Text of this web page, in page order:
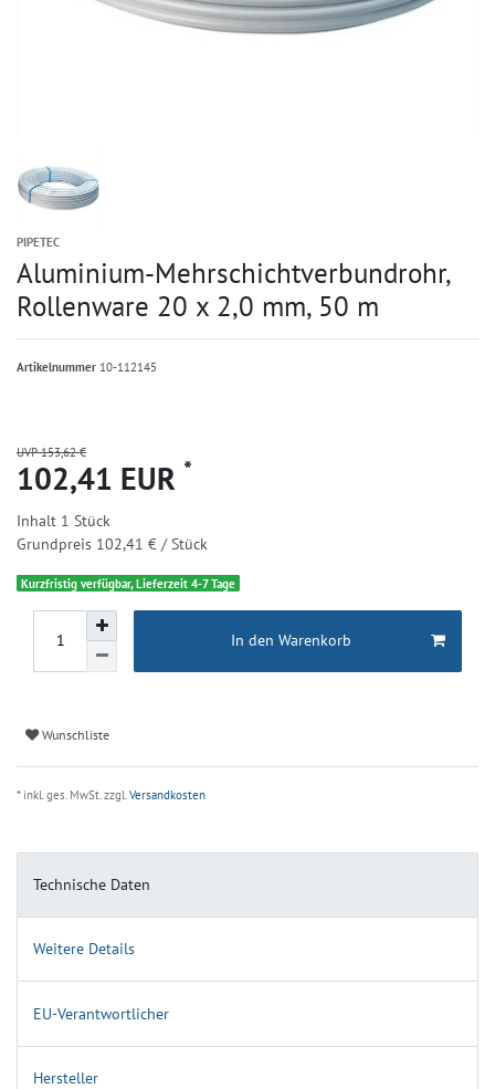
PIPETEC
Aluminium-Mehrschichtverbundrohr,
Rollenware 20 x 2,0 mm, 50 m
Artikelnummer 10-112145
UVP 153,62 €
102,41 EUR *
Inhalt 1 Stück
Grundpreis 102,41 € / Stück
Kurzfristig verfügbar, Lieferzeit 4-7 Tage
In den Warenkorb
Wunschliste
* inkl. ges. MwSt. zzgl. Versandkosten
Technische Daten
Weitere Details
EU-Verantwortlicher
Hersteller